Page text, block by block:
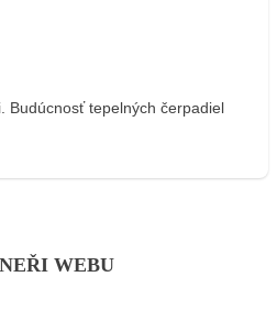
Budúcnosť tepelných čerpadiel
WEBU